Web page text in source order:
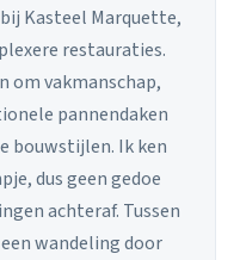
Kasteel Marquette,
restauraties.
om vakmanschap,
pannendaken
bouwstijlen. Ik ken
dus geen gedoe
achteraf. Tussen
wandeling door